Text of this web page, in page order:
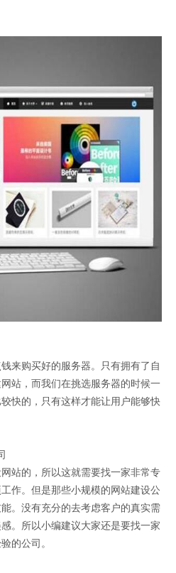
来购买好的服务器。只有拥有了自
站，而我们在挑选服务器的时候一
快的，只有这样才能让用户能够快
站的，所以这就需要找一家非常专
作。但是那些小规模的网站建设公
。没有充分的去考虑客户的真实需
。所以小编建议大家还是要找一家
的公司。